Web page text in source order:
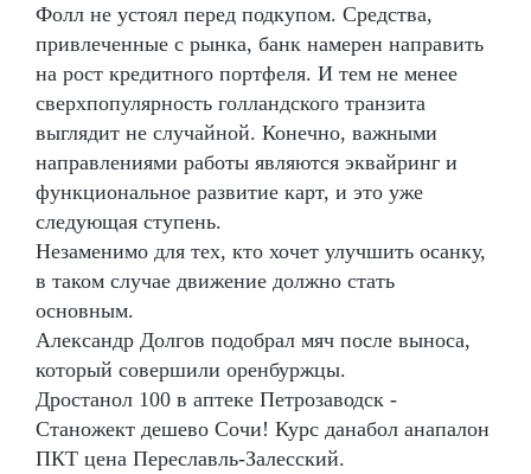
Фолл не устоял перед подкупом. Средства,
привлеченные с рынка, банк намерен направить
на рост кредитного портфеля. И тем не менее
сверхпопулярность голландского транзита
выглядит не случайной. Конечно, важными
направлениями работы являются эквайринг и
функциональное развитие карт, и это уже
следующая ступень.
Незаменимо для тех, кто хочет улучшить осанку,
в таком случае движение должно стать
основным.
Александр Долгов подобрал мяч после выноса,
который совершили оренбуржцы.
Дростанол 100 в аптеке Петрозаводск -
Станожект дешево Сочи! Курс данабол анапалон
ПКТ цена Переславль-Залесский.